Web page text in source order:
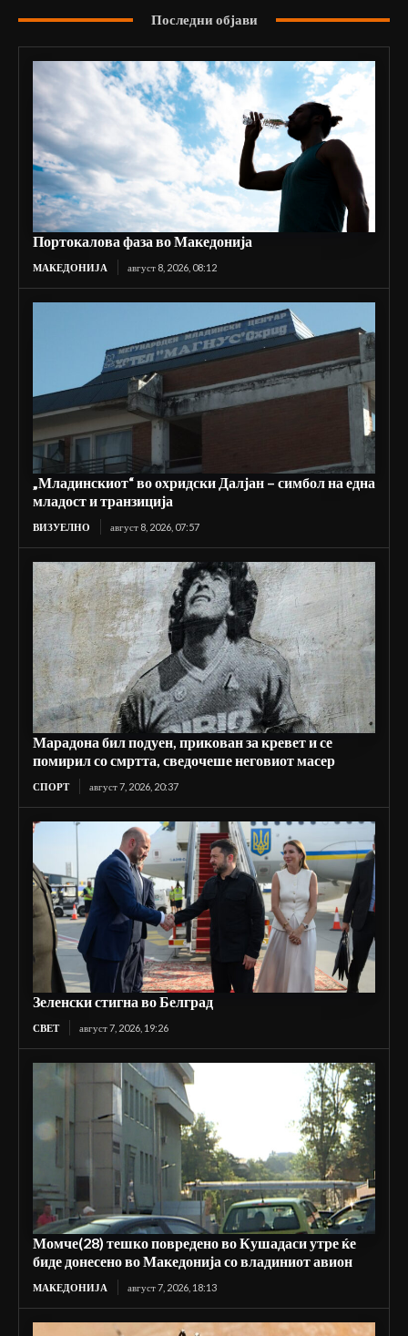
Последни објави
Портокалова фаза во Македонија
МАКЕДОНИЈА август 8, 2026, 08:12
„Младинскиот“ во охридски Далјан – симбол на една
младост и транзиција
ВИЗУЕЛНО август 8, 2026, 07:57
Марадона бил подуен, прикован за кревет и се
помирил со смртта, сведочеше неговиот масер
СПОРТ август 7, 2026, 20:37
Зеленски стигна во Белград
СВЕТ август 7, 2026, 19:26
Момче(28) тешко повредено во Кушадаси утре ќе
биде донесено во Македонија со владиниот авион
МАКЕДОНИЈА август 7, 2026, 18:13